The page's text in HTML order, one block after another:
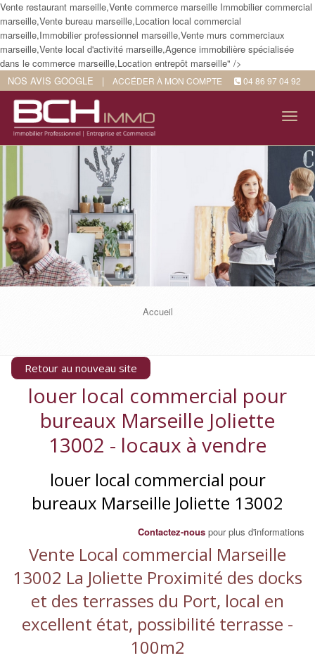
Vente restaurant marseille,Vente commerce marseille Immobilier commercial
marseille,Vente bureau marseille,Location local commercial
marseille,Immobilier professionnel marseille,Vente murs commerciaux
marseille,Vente local d'activité marseille,Agence immobilière spécialisée
dans le commerce marseille,Location entrepôt marseille" />
NOS AVIS GOOGLE
| ACCÉDER À MON COMPTE 04 86 97 04 92
Accueil
Retour au nouveau site
louer local commercial pour
bureaux Marseille Joliette
13002 - locaux à vendre
louer local commercial pour
bureaux Marseille Joliette 13002
Contactez-nous pour plus d'informations
Vente Local commercial Marseille
13002 La Joliette Proximité des docks
et des terrasses du Port, local en
excellent état, possibilité terrasse -
100m2